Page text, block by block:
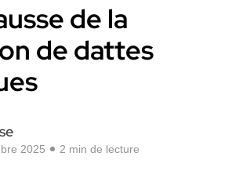
de la
de dattes
2025 2 min de lecture